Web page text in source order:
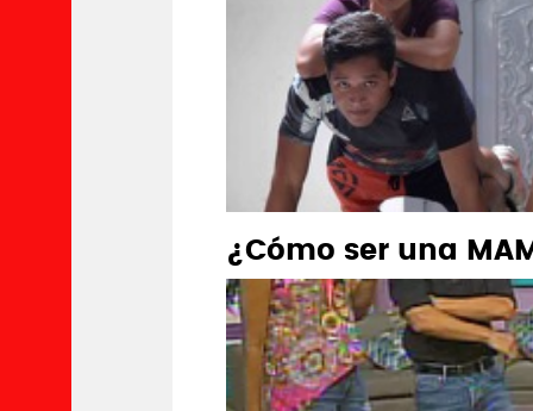
¿Cómo ser una